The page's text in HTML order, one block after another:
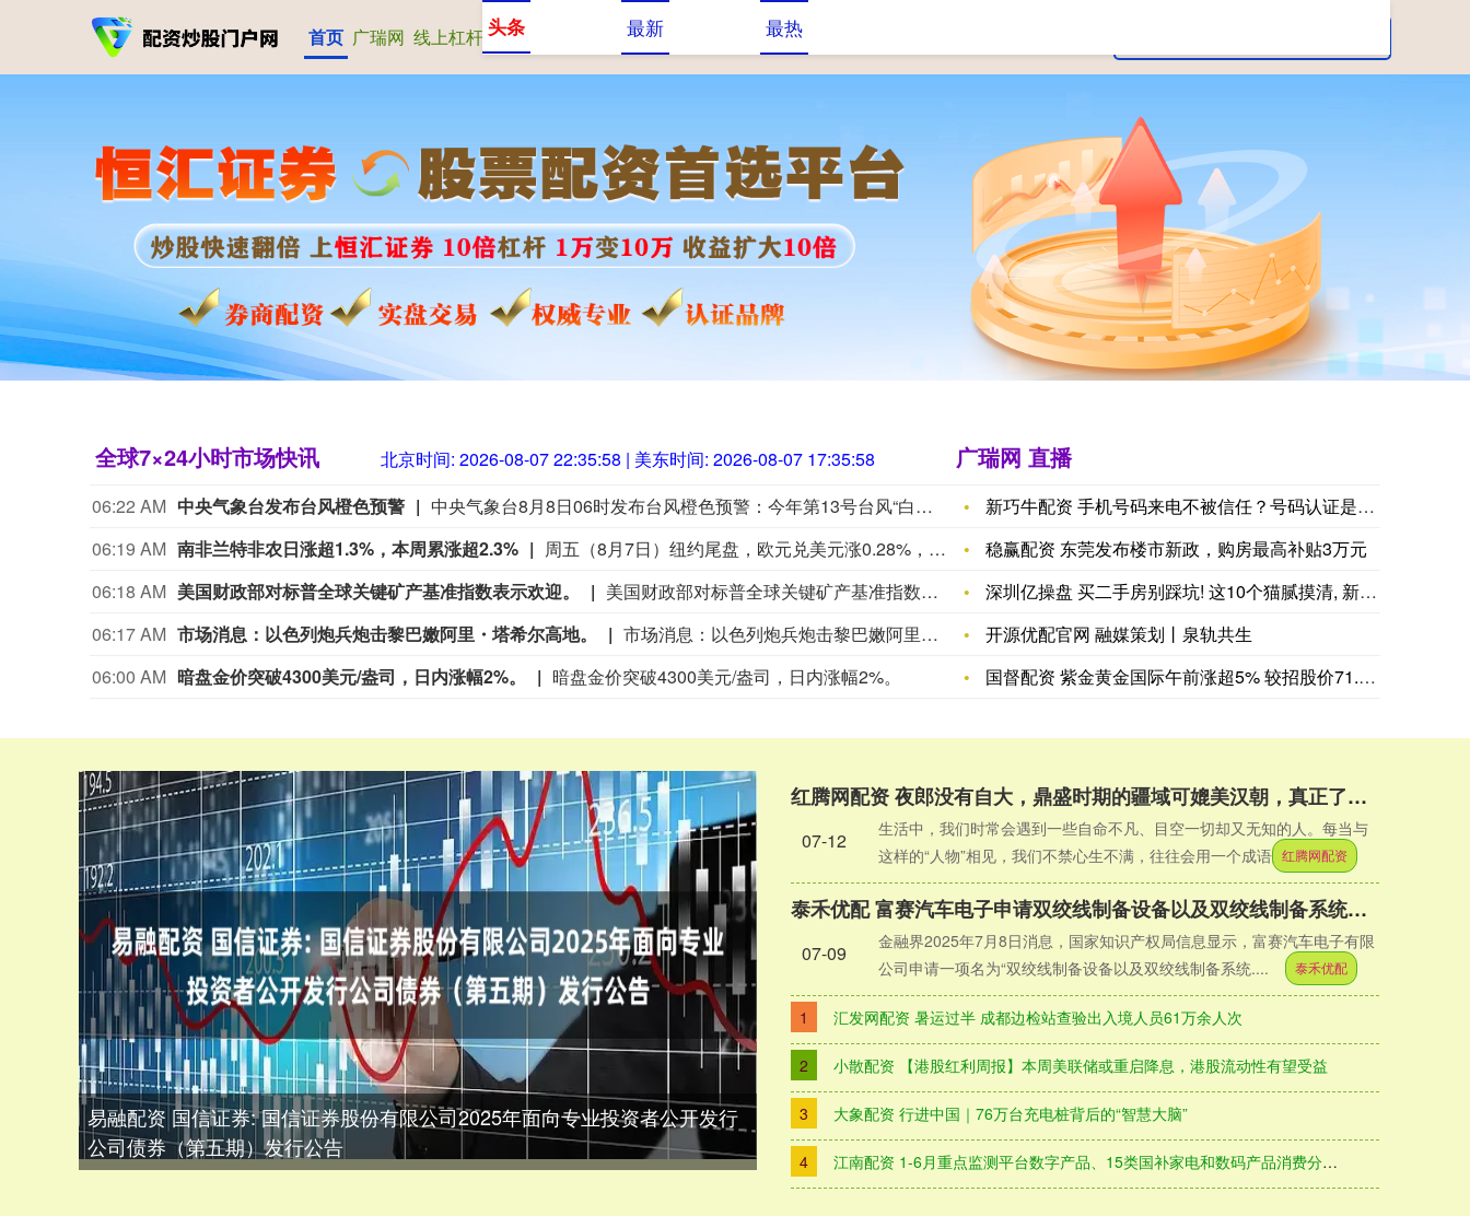
首页 广瑞网 线上杠杆炒股 炒股融资杠杆
全球7×24小时市场快讯 北京时间: 2026-08-07 22:35:59 | 美东时间: 2026-08-07 17:35:59
06:22 AM 中央气象台发布台风橙色预警
中央气象台8月8日06时发布台风橙色预警：今年第13号台风“白海豚”（强台风级）的中心今天（8日）早晨5点钟位于浙江省温州市东偏南方大约600公里的东海南部海面上，就是北纬26.8度、东经126.6度，中心附近最大风力有14级（45米/秒），中心最低气压为950百帕，七级风圈半径为420-450公里，十级风圈半径为220-250公里，十二级风圈半径为100公里。预计，“白海豚”将以每小时10-15公里的速度向西偏北方向移动，强度变化不大或略有增强，将于9日晚上至10日早晨在浙江舟山到福建福鼎一带沿海登陆（38-45米/秒，13-14级，台风级或强台风级），登陆后继续向西偏北方向移动，强度逐渐减弱。大风预报：8日08时至9日08时，黄海南部、长江口、杭州湾、东海大部及钓鱼岛附近海域、台湾以东洋面、巴士海峡、江苏沿海、上海沿海、浙江沿海、福建东北部沿海、台湾岛北部沿海将有6-8级大风、阵风9-10级，其中东海大部及钓鱼岛附近海域、浙江沿海将有9-12级大风、阵风11-14级，“白海豚”中心经过的附近海域风力有13-15级，阵风15-17级。降雨预报：8日08时至9日08时，台湾岛北部和浙江中东部的部分地区有大到暴雨，局地大暴雨（100-150毫米）。
06:19 AM 南非兰特非农日涨超1.3%，本周累涨超2.3%
周五（8月7日）纽约尾盘，欧元兑美元涨0.28%，报1.1558，北京时间20:30发布美国非农就业报告带来一波短线拉升行情，本周累计上涨0.27%，整体呈现出W形走势。英镑兑美元涨0.28%，报1.3492，本周累涨0.75%。美元兑瑞郎跌0.53%，报0.8080，本周涨0.06%。商品货币对中，澳元兑美元涨0.50%、本周累涨0.68%，纽元兑美元涨0.39%、本周累涨0.23%，美元兑加元跌0.52%、本周累跌0.56%。瑞典克朗兑美元涨0.01%、本周累涨0.26%，挪威克朗兑美元涨0.37%、本周累跌0.43%，丹麦克朗兑美元涨0.28%、本周累涨0.27%。波兰兹罗提兑美元涨0.39%、本周累涨0.53%，美元兑匈牙利福林跌0.88%、本周累跌0.77%。土耳其里拉兑美元跌0.13%、本周累跌0.40%，南非兰特兑美元涨1.34%、本周累涨2.32%，墨西哥比索兑美元涨0.56%、本周累涨1.19%，巴西雷亚尔兑美元涨0.56%、本周累跌0.23%呈现出V形走势。
06:18 AM 美国财政部对标普全球关键矿产基准指数表示欢迎。
美国财政部对标普全球关键矿产基准指数表示欢迎。
06:17 AM 市场消息：以色列炮兵炮击黎巴嫩阿里・塔希尔高地。
市场消息：以色列炮兵炮击黎巴嫩阿里・塔希尔高地。
06:00 AM 暗盘金价突破4300美元/盎司，日内涨幅2%。 暗盘金价突破4300美元/盎司，日内涨幅2%。
广瑞网 直播
新巧牛配资 手机号码来电不被信任？号码认证是提升信任度的关键
稳赢配资 东莞发布楼市新政，购房最高补贴3万元
深圳亿操盘 买二手房别踩坑! 这10个猫腻摸清, 新手也能安
开源优配官网 融媒策划丨泉轨共生
国督配资 紫金黄金国际午前涨超5% 较招股价71.59港元已
易融配资 国信证券: 国信证券股份有限公司2025年面向专业投资者公开发行
公司债券（第五期）发行公告
红腾网配资 夜郎没有自大，鼎盛时期的疆域可媲美汉朝，真正了解的人并不太多_历史_成语_国家
生活中，我们时常会遇到一些自命不凡、目空一切却又无知的人。每当与
这样的“人物”相见，我们不禁心生不满，往往会用一个成语来....
07-12
红腾网配资
泰禾优配 富赛汽车电子申请双绞线制备设备以及双绞线制备系统专利，实现对双绞线的制作
金融界2025年7月8日消息，国家知识产权局信息显示，富赛汽车电子有限
公司申请一项名为“双绞线制备设备以及双绞线制备系统....
07-09
泰禾优配
1 汇发网配资 暑运过半 成都边检站查验出入境人员61万余人次
2 小散配资 【港股红利周报】本周美联储或重启降息，港股流动性有望受益
3 大象配资 行进中国｜76万台充电桩背后的“智慧大脑”
4 江南配资 1-6月重点监测平台数字产品、15类国补家电和数码产品消费分别增长9.9%、12.7%
头条 最新 最热